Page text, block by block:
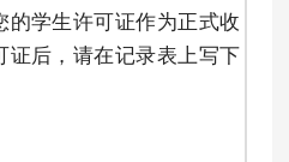
的学生许可证作为正式收
证后，请在记录表上写下